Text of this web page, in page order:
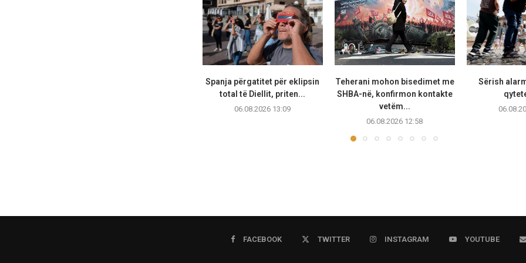
Spanja përgatitet për eklipsin
total të Diellit, priten...
06.08.2026 13:09
Teherani mohon bisedimet me
SHBA-në, konfirmon kontakte
vetëm...
06.08.2026 12:58
Sërish
FACEBOOK TWITTER INSTAGRAM YOUTUBE